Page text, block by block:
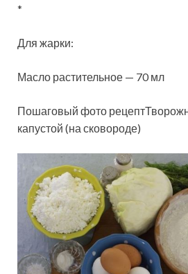
*
Для жарки:
Масло растительное — 70 мл
Пошаговый фото
капустой (на сковороде)